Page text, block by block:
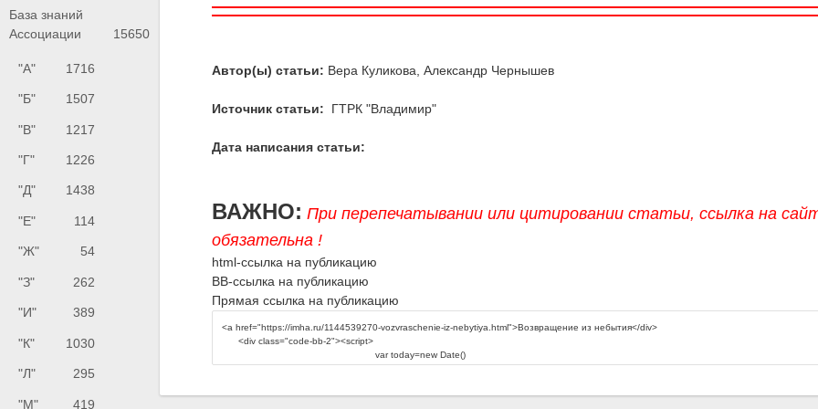
База знаний
Ассоциации
15650
"А" 1716
"Б" 1507
"В" 1217
"Г" 1226
"Д" 1438
"Е" 114
"Ж" 54
"З" 262
"И" 389
"К" 1030
"Л" 295
"М" 419
Автор(ы) статьи: Вера Куликова, Александр Чернышев
Источник статьи: ГТРК "Владимир"
Дата написания статьи:
ВАЖНО: При перепечатывании или цитировании статьи, ссылка на
обязательна !
html-ссылка на публикацию
BB-ссылка на публикацию
Прямая ссылка на публикацию